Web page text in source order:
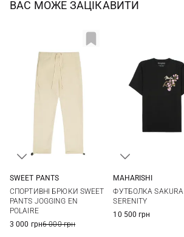
ВАС МОЖЕ ЗАЦІКАВИТИ
SWEET PANTS
СПОРТИВНІ БРЮКИ SWEET
PANTS JOGGING EN
POLAIRE
3 000 грн6 000 грн
XL
XXL
MAHARISHI
ФУТБОЛКА SAKURA
SERENITY
10 500 грн